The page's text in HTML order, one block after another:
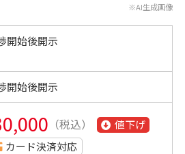
※AI生成画像
開始後開示
開始後開示
（税込）
値下げ
カード決済対応